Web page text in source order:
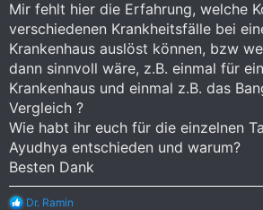
Mir fehlt hier die Erfahrung, welche
verschiedenen Krankheitsfälle bei
Krankenhaus auslöst können, bzw
dann sinnvoll wäre, z.B. einmal für
Krankenhaus und einmal z.B. das
Vergleich ?
Wie habt ihr euch für die einzelnen
Ayudhya entschieden und warum?
Besten Dank
R
Dr. Ramin